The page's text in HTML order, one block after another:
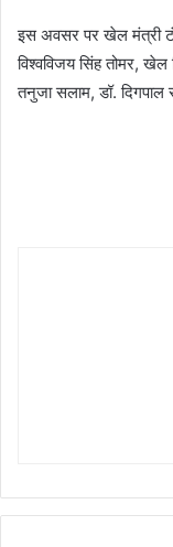
इस अवसर पर खेल मंत्री
विश्वविजय सिंह तोमर,
तनुजा सलाम, डॉ. दिगपाल